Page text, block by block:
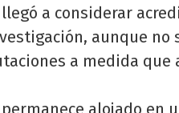
a considerar
aunque no
a medida que
alojado en